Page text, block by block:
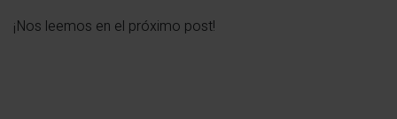
¡Nos leemos en el próximo post!